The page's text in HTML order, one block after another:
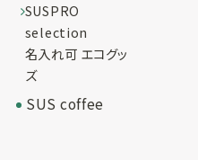
SUSPRO
selection
名入れ可 エコグッ
ズ
SUS coffee